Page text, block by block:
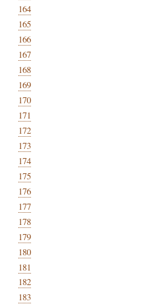
164
165
166
167
168
169
170
171
172
173
174
175
176
177
178
179
180
181
182
183